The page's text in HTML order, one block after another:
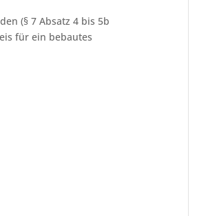
(§ 7 Absatz 4 bis 5b
für ein bebautes